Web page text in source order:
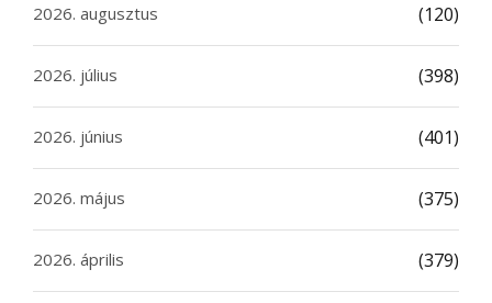
2026. augusztus (120)
2026. július (398)
2026. június (401)
2026. május (375)
2026. április (379)